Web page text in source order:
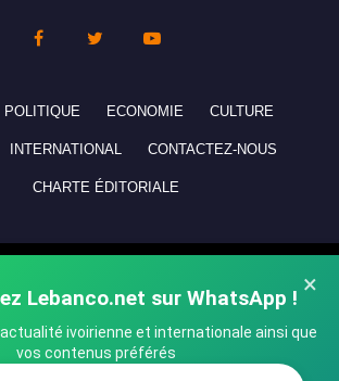
×
Lebanco.net sur WhatsApp !
ivoirienne et internationale ainsi que
vos contenus préférés
POLITIQUE ECONOMIE CULTURE
INTERNATIONAL CONTACTEZ-NOUS
CHARTE ÉDITORIALE
réservés - All rights reserved.